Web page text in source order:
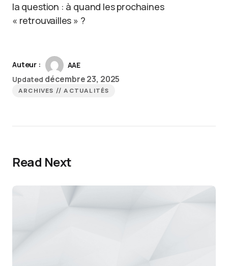
la question : à quand les prochaines
« retrouvailles » ?
Auteur :
AAE
Updated décembre 23, 2025
ARCHIVES // ACTUALITÉS
Read Next